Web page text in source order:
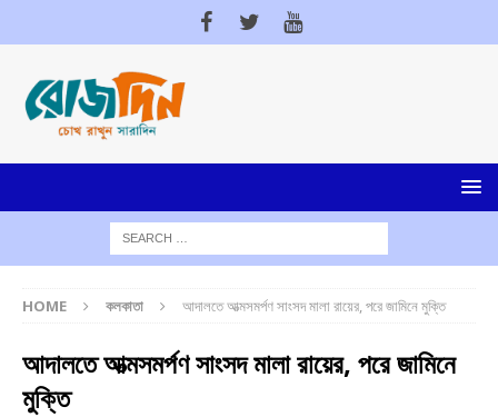
HOME কলকাতা আদালতে আত্মসমর্পণ সাংসদ মালা রায়ের, পরে জামিনে মুক্তি
আদালতে আত্মসমর্পণ সাংসদ মালা রায়ের, পরে জামিনে
মুক্তি